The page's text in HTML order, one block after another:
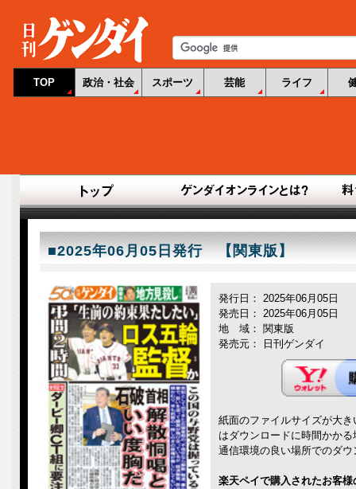
TOP 政治・社会 スポーツ 芸能 ライフ
■2025年06月05日発行 【関東版】
発行日： 2025年06月05日
発売日： 2025年06月05日
地 域： 関東版
発売元： 日刊ゲンダイ
紙面のファイルサイズが大
はダウンロードに時間かか
通信環境の良い場所でのダ
楽天ペイで購入されたお客